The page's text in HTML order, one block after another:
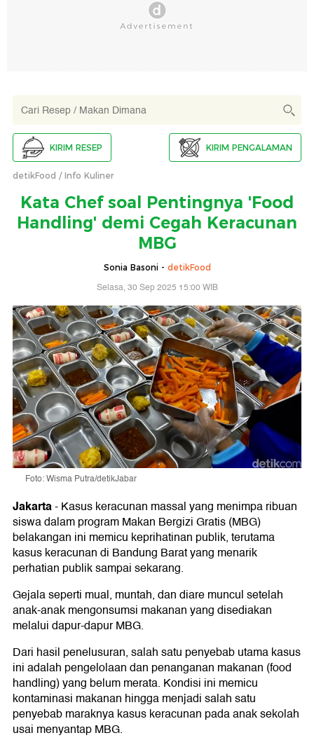
KIRIM RESEP KIRIM PENGALAMAN
detikFood Info Kuliner
Kata Chef soal Pentingnya 'Food
Handling' demi Cegah Keracunan
MBG
Sonia Basoni - detikFood
Selasa, 30 Sep 2025 15:00 WIB
Foto: Wisma Putra/detikJabar
Jakarta-Kasus keracunan massal yang menimpa ribuan
siswa dalam program Makan Bergizi Gratis (MBG)
belakangan ini memicu keprihatinan publik, terutama
kasus keracunan di Bandung Barat yang menarik
perhatian publik sampai sekarang.
Gejala seperti mual, muntah, dan diare muncul setelah
anak-anak mengonsumsi makanan yang disediakan
melalui dapur-dapur MBG.
Dari hasil penelusuran, salah satu penyebab utama kasus
ini adalah pengelolaan dan penanganan makanan (food
handling) yang belum merata. Kondisi ini memicu
kontaminasi makanan hingga menjadi salah satu
penyebab maraknya kasus keracunan pada anak sekolah
usai menyantap MBG.